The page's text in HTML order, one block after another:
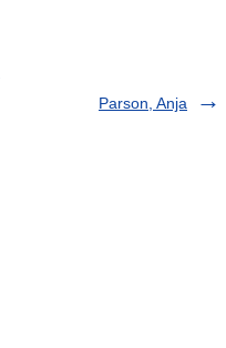
Parson, Anja